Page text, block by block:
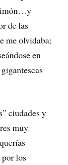
limón…y
de las
me olvidaba;
en
ciudades y
muy
por los